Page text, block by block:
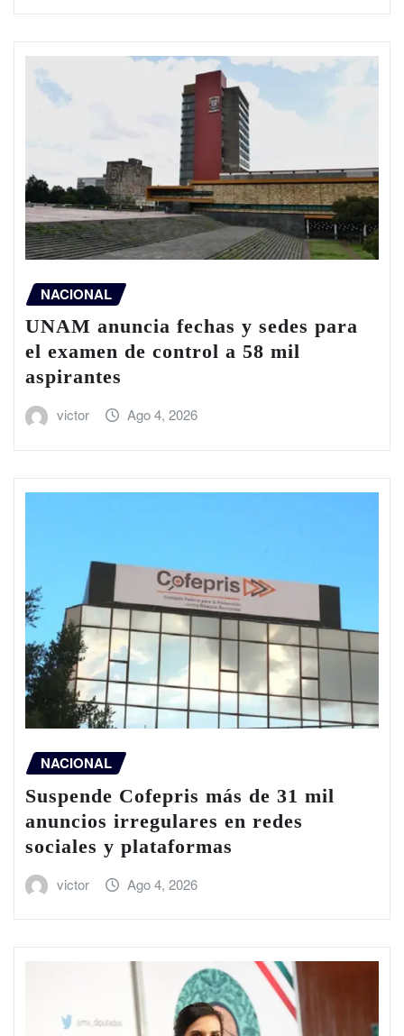
NACIONAL
UNAM anuncia fechas y sedes para
el examen de control a 58 mil
aspirantes
victor Ago 4, 2026
NACIONAL
Suspende Cofepris más de 31 mil
anuncios irregulares en redes
sociales y plataformas
victor Ago 4, 2026